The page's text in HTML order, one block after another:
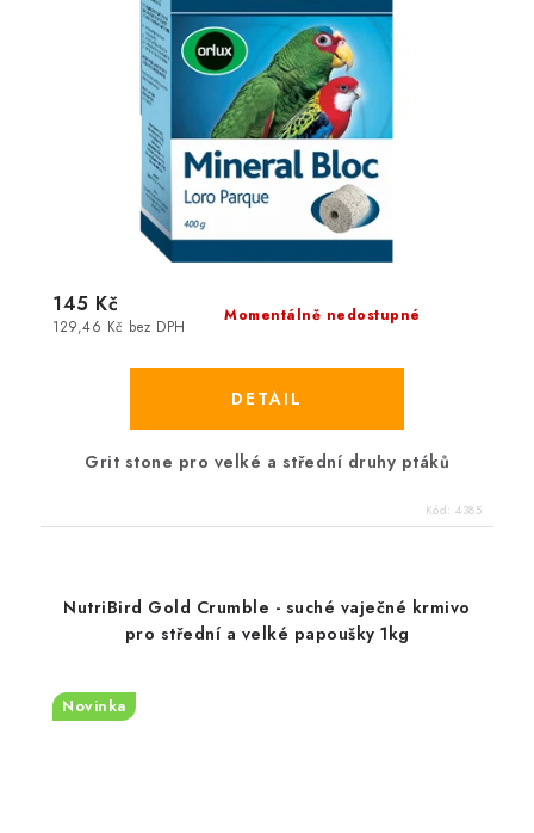
Momentálně nedostupné
129,46 Kč bez DPH
145 Kč
Grit stone pro velké a střední druhy ptáků
Kód: 4385
NutriBird Gold Crumble - suché vaječné krmivo
pro střední a velké papoušky 1kg
Novinka